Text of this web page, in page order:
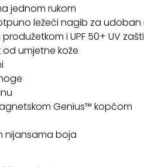
jednom rukom
ležeći nagib za
i UPF 50+ UV
od umjetne kože
Genius™ kopčom
nijansama boja